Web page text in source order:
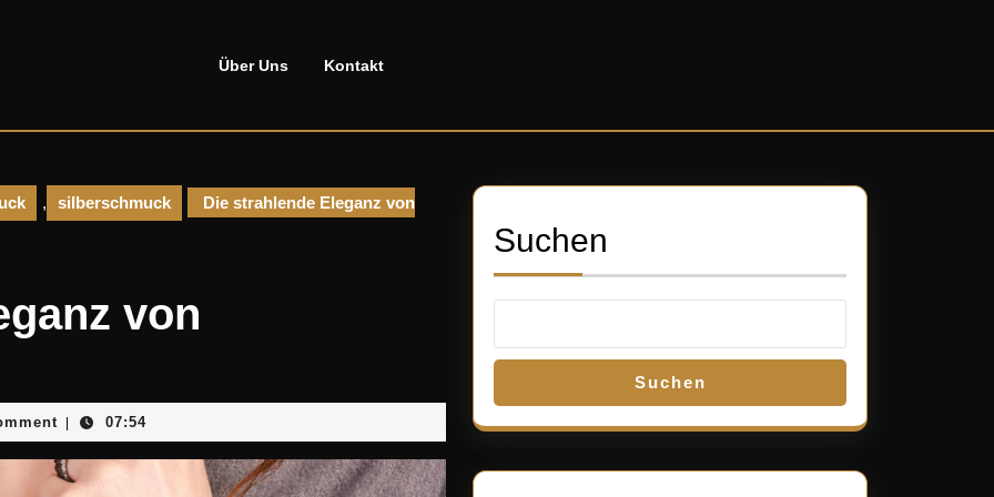
Über Uns Kontakt
, silberschmuck Die strahlende Eleganz von
von
07:54
Suchen
Suchen